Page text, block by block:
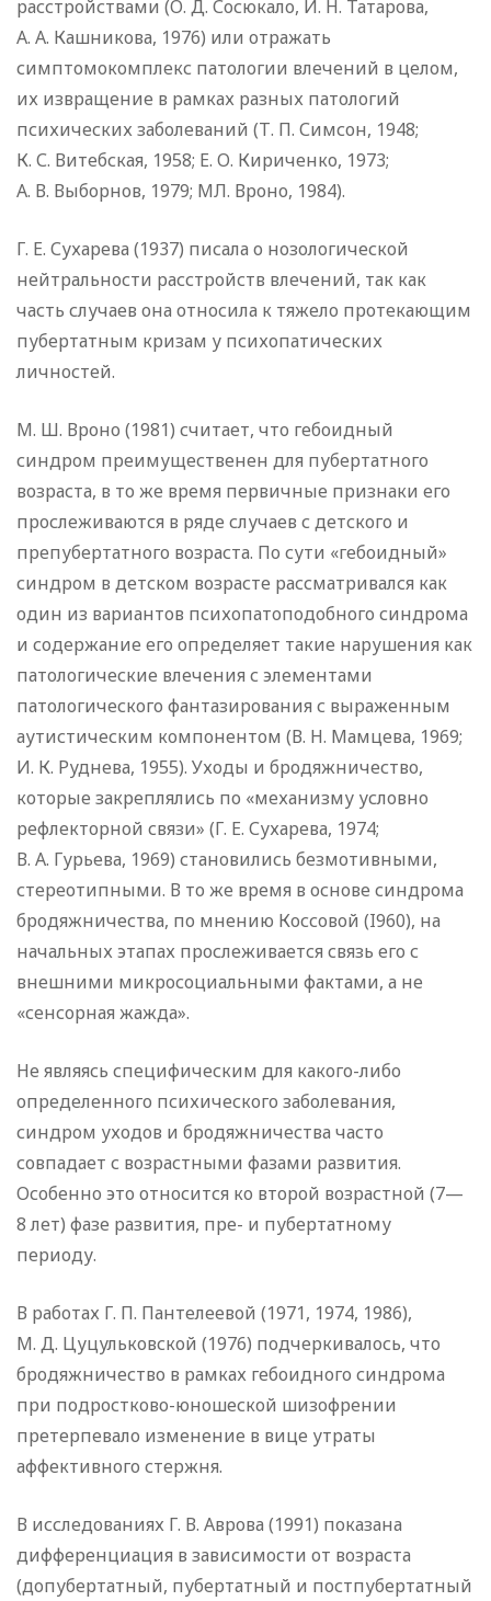
расстройствами (О. Д. Сосюкало, И. Н. Татарова,
А. А. Кашникова, 1976) или отражать
симптомокомплекс патологии влечений в целом,
их извращение в рамках разных патологий
психических заболеваний (Т. П. Симсон, 1948;
К. С. Витебская, 1958; Е. О. Кириченко, 1973;
А. В. Выборнов, 1979; МЛ. Вроно, 1984).
Г. Е. Сухарева (1937) писала о нозологической
нейтральности расстройств влечений, так как
часть случаев она относила к тяжело протекающим
пубертатным кризам у психопатических
личностей.
М. Ш. Вроно (1981) считает, что гебоидный
синдром преимущественен для пубертатного
возраста, в то же время первичные признаки его
прослеживаются в ряде случаев с детского и
препубертатного возраста. По сути «гебоидный»
синдром в детском возрасте рассматривался как
один из вариантов психопатоподобного синдрома
и содержание его определяет такие нарушения как
патологические влечения с элементами
патологического фантазирования с выраженным
аутистическим компонентом (В. Н. Мамцева, 1969;
И. К. Руднева, 1955). Уходы и бродяжничество,
которые закреплялись по «механизму условно
рефлекторной связи» (Г. Е. Сухарева, 1974;
В. А. Гурьева, 1969) становились безмотивными,
стереотипными. В то же время в основе синдрома
бродяжничества, по мнению Коссовой (I960), на
начальных этапах прослеживается связь его с
внешними микросоциальными фактами, а не
«сенсорная жажда».
Не являясь специфическим для какого-либо
определенного психического заболевания,
синдром уходов и бродяжничества часто
совпадает с возрастными фазами развития.
Особенно это относится ко второй возрастной (7—
8 лет) фазе развития, пре- и пубертатному
периоду.
В работах Г. П. Пантелеевой (1971, 1974, 1986),
М. Д. Цуцульковской (1976) подчеркивалось, что
бродяжничество в рамках гебоидного синдрома
при подростково-юношеской шизофрении
претерпевало изменение в вице утраты
аффективного стержня.
В исследованиях Г. В. Аврова (1991) показана
дифференциация в зависимости от возраста
(допубертатный, пубертатный и постпубертатный